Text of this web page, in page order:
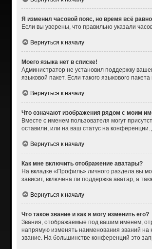
Я изменил часовой пояс, но время всё
Если вы уверены, что правильно указали
Вернуться к началу
Моего языка нет в списке!
Администратор не установил поддержку
языковой пакет. Если такого языкового
Вернуться к началу
Что означают изображения рядом с моим
Вместе с именем пользователя могут
оставили, или на ваш статус на
Вернуться к началу
Как мне включить отображение аватары?
На вкладке «Профиль» личного раздела вы
зависит, включена ли поддержка аватар, а
Вернуться к началу
Что такое звание и как я могу изменить его?
Звания, отображаемые под вашим именем,
напрямую изменять наименования званий на
звание. На большинстве конференций это